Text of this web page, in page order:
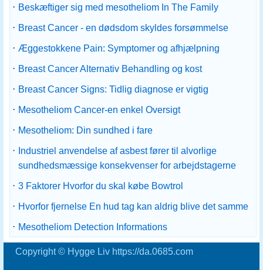
· Beskæftiger sig med mesotheliom In The Family
· Breast Cancer - en dødsdom skyldes forsømmelse
· Æggestokkene Pain: Symptomer og afhjælpning
· Breast Cancer Alternativ Behandling og kost
· Breast Cancer Signs: Tidlig diagnose er vigtig
· Mesotheliom Cancer-en enkel Oversigt
· Mesotheliom: Din sundhed i fare
·
Industriel anvendelse af asbest fører til alvorlige
sundhedsmæssige konsekvenser for arbejdstagerne
· 3 Faktorer Hvorfor du skal købe Bowtrol
· Hvorfor fjernelse En hud tag kan aldrig blive det samme
· Mesotheliom Detection Informations
Copyright © Hygge Liv https://da.0685.com